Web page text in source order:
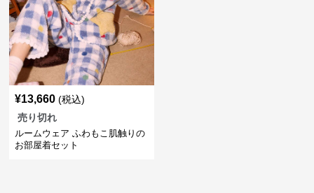
¥13,660 (税込)
売り切れ
ルームウェア ふわもこ肌触りの
お部屋着セット